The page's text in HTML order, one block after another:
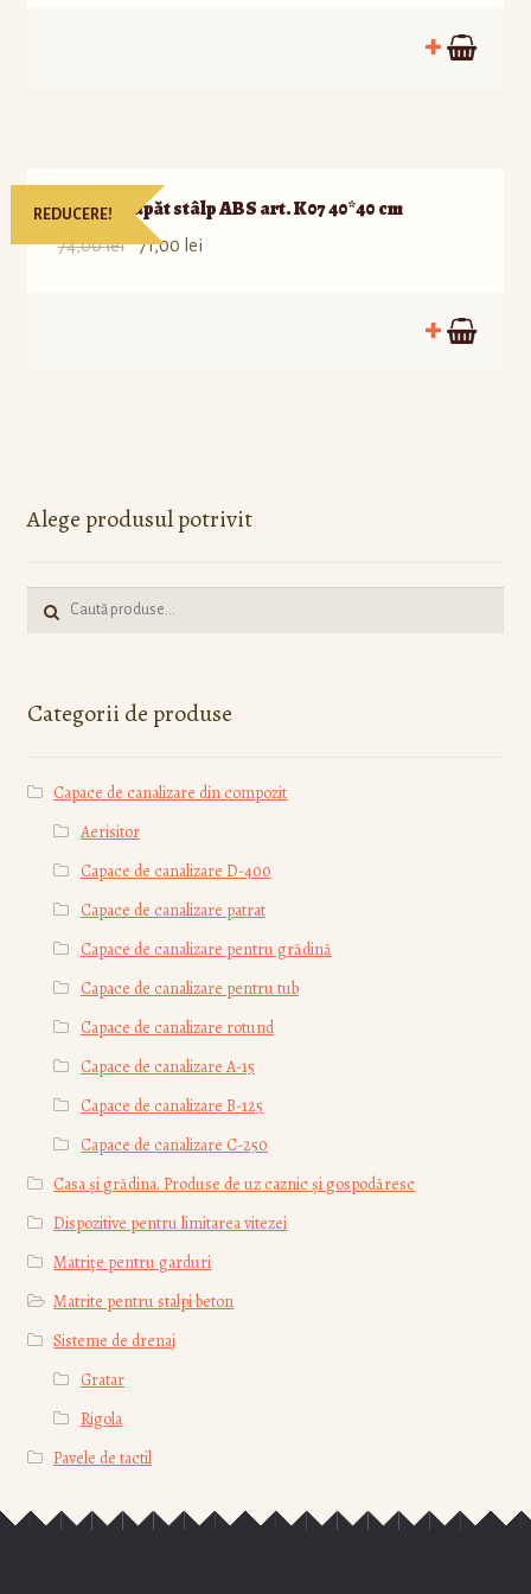
Matriță capăt stâlp ABS art. K07 40*40 cm
REDUCERE!
74,00lei 71,00 lei
Alege produsul potrivit
Caută:
Categorii de produse
Capace de canalizare din compozit
Aerisitor
Capace de canalizare D-400
Capace de canalizare patrat
Capace de canalizare pentru grădină
Capace de canalizare pentru tub
Capace de canalizare rotund
Capace de canalizare А-15
Capace de canalizare В-125
Capace de canalizare С-250
Casa și grădina. Produse de uz caznic și gospodăresc
Dispozitive pentru limitarea vitezei
Matrițe pentru garduri
Matrite pentru stalpi beton
Sisteme de drenaj
Gratar
Rigola
Pavele de tactil